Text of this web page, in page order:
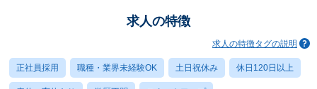
求人の特徴
求人の特徴タグの説明
正社員採用 職種・業界未経験OK 土日祝休み 休日120日以上